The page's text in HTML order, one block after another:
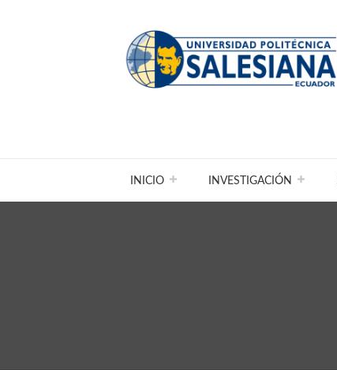
INICIO INVESTIGACIÓN